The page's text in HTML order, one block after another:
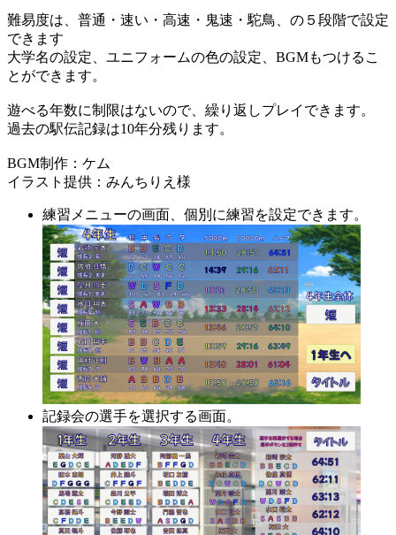
難易度は、普通・速い・高速・鬼速・駝鳥、の５段階で設定
できます
大学名の設定、ユニフォームの色の設定、BGMもつけるこ
とができます。
遊べる年数に制限はないので、繰り返しプレイできます。
過去の駅伝記録は10年分残ります。
BGM制作：ケム
イラスト提供：みんちりえ様
練習メニューの画面、個別に練習を設定できます。
記録会の選手を選択する画面。